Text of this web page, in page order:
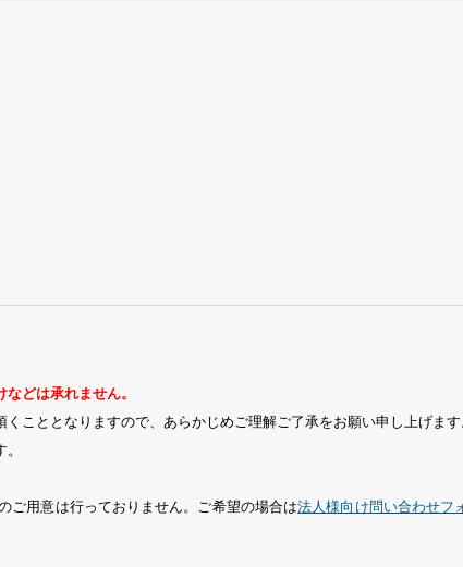
どは承れません。
こととなりますので、あらかじめご理解ご了承をお願い申し上げます
ご用意は行っておりません。ご希望の場合は法人様向け問い合わせフ